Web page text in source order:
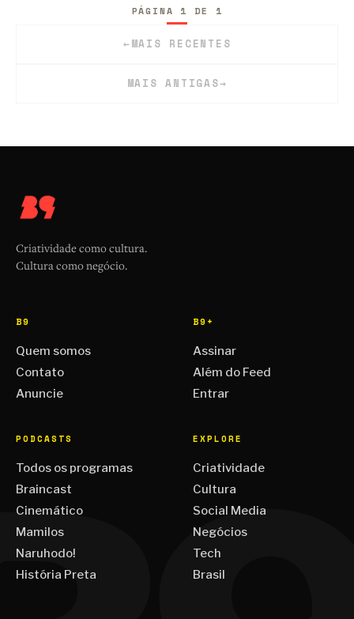
←MAIS RECENTES
PÁGINA 1 DE 1
MAIS ANTIGAS→
Criatividade como cultura.
Cultura como negócio.
B9
Quem somos
Contato
Anuncie
B9+
Assinar
Além do Feed
Entrar
PODCASTS
Todos os programas
Braincast
Cinemático
Mamilos
Naruhodo!
História Preta
EXPLORE
Criatividade
Cultura
Social Media
Negócios
Tech
Brasil